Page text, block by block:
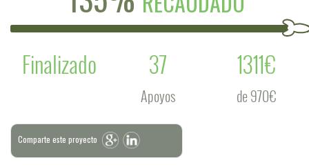
Finalizado
37
Apoyos
1311€
de 970€
Comparte este proyecto